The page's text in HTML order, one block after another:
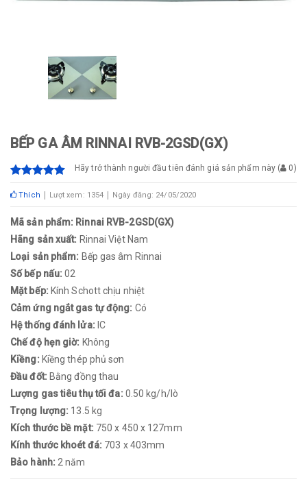
BẾP GA ÂM RINNAI RVB-2GSD(GX)
Hãy trở thành người đầu tiên đánh giá sản phẩm này ( 0)
Thích Lượt xem: 1354 Ngày đăng: 24/05/2020
Mã sản phẩm: Rinnai RVB-2GSD(GX)
Hãng sản xuất: Rinnai Việt Nam
Loại sản phẩm: Bếp gas âm Rinnai
Số bếp nấu:02
Mặt bếp: Kính Schott chịu nhiệt
Cảm ứng ngắt gas tự động: Có
Hệ thống đánh lửa: IC
Chế độ hẹn giờ: Không
Kiềng: Kiềng thép phủ sơn
Đầu đốt: Bằng đồng thau
Lượng gas tiêu thụ tối đa: 0.50 kg/h/lò
Trọng lượng: 13.5 kg
Kích thước bề mặt: 750 x 450 x 127mm
Kính thước khoét đá: 703 x 403mm
Bảo hành: 2 năm